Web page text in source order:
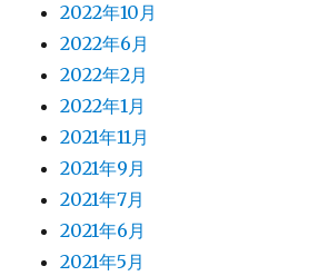
2022年10月
2022年6月
2022年2月
2022年1月
2021年11月
2021年9月
2021年7月
2021年6月
2021年5月